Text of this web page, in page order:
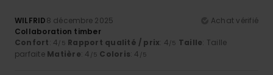
WILFRID8 décembre 2025
Achat vérifié
Collaboration timber
Confort: 4/5 Rapport qualité / prix: 4/5 Taille: Taille
parfaite Matière: 4 /5 Coloris: 4 /5